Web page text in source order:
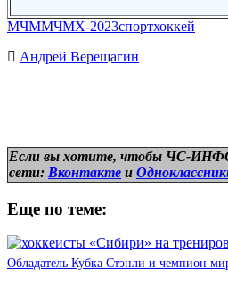
МЧММЧМХ-2023спортхоккей
Андрей Верещагин
Если вы хотите, чтобы ЧС-ИНФО
сети: Вконтакте и
Еще по теме:
Обладатель Кубка Стэнли и чемпион